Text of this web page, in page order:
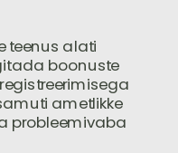
teenus alati
boonuste
ametlikke
probleemivaba